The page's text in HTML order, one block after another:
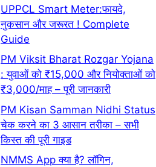
UPPCL Smart Meter:फायदे,
नुकसान और जरूरत ! Complete
Guide
PM Viksit Bharat Rozgar Yojana
: युवाओं को ₹15,000 और नियोक्ताओं को
₹3,000/माह – पूरी जानकारी
PM Kisan Samman Nidhi Status
चेक करने का 3 आसान तरीका – सभी
किस्त की पूरी गाइड
NMMS App क्या है? लॉगिन,